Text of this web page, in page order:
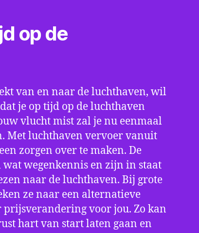
op de
van en naar de luchthaven, wil
je op tijd op de luchthaven
vlucht mist zal je nu eenmaal
Met luchthaven vervoer vanuit
zorgen over te maken. De
wat wegenkennis en zijn in staat
naar de luchthaven. Bij grote
ze naar een alternatieve
voor jou. Zo kan
hart van start laten gaan en